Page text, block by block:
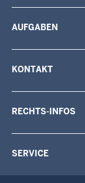
AUFGABEN
KONTAKT
RECHTS-INFOS
SERVICE